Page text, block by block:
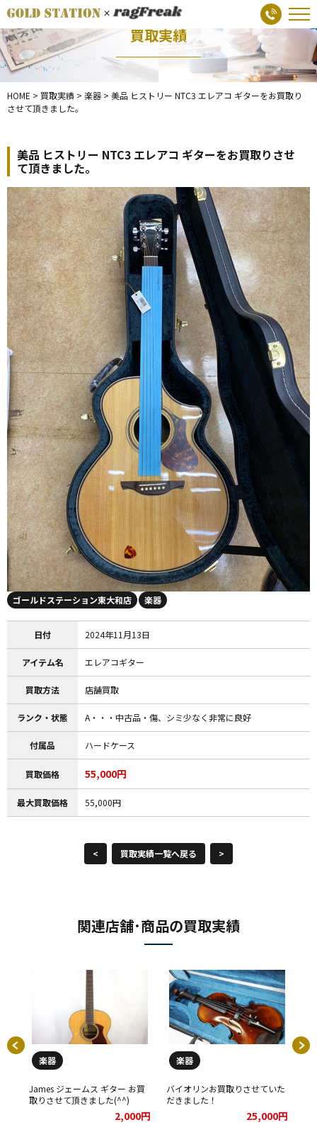
買取実績
HOME > 買取実績 > 楽器 > 美品 ヒストリー NTC3 エレアコ ギターをお買取り
させて頂きました。
美品 ヒストリー NTC3 エレアコ ギターをお買取りさせ
て頂きました。
ゴールドステーション東大和店 楽器
日付 2024年11月13日
アイテム名 エレアコギター
買取方法 店舗買取
ランク・状態 A・・・中古品・傷、シミ少なく非常に良好
付属品 ハードケース
買取価格 55,000円
最大買取価格 55,000円
< 買取実績一覧へ戻る >
関連店舗･商品の買取実績
楽器
James ジェームス ギター お買
取りさせて頂きました(^^)
2,000円
楽器
バイオリンお買取りさせていた
だきました！
25,000円